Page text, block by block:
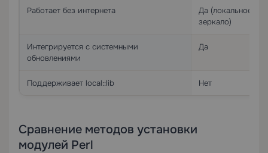
Работает без интернета
Да (локальное
зеркало)
Интегрируется с системными
обновлениями
Да
Поддерживает local::lib Нет
Сравнение методов установки
модулей Perl